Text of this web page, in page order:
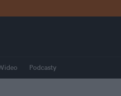
Podcasty